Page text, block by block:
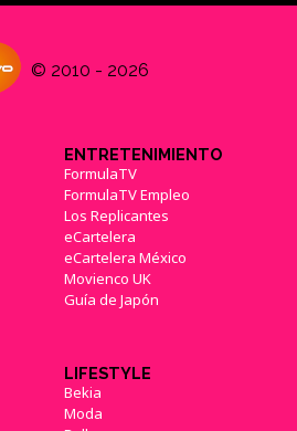
© 2010 - 2026
ENTRETENIMIENTO
FormulaTV
FormulaTV Empleo
Los Replicantes
eCartelera
eCartelera México
Movienco UK
Guía de Japón
LIFESTYLE
Bekia
Moda